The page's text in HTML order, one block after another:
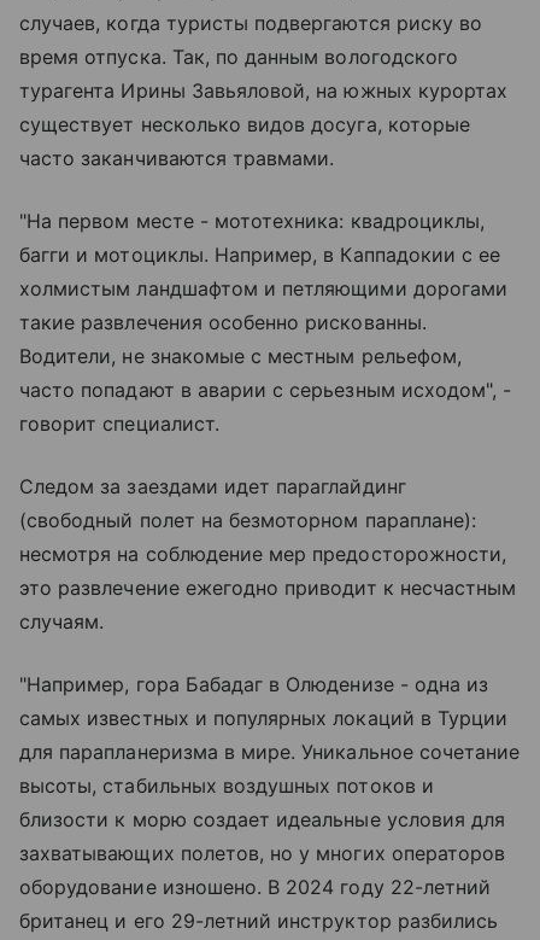
случаев, когда туристы подвергаются риску во
время отпуска. Так, по данным вологодского
турагента Ирины Завьяловой, на южных курортах
существует несколько видов досуга, которые
часто заканчиваются травмами.
"На первом месте - мототехника: квадроциклы,
багги и мотоциклы. Например, в Каппадокии с ее
холмистым ландшафтом и петляющими дорогами
такие развлечения особенно рискованны.
Водители, не знакомые с местным рельефом,
часто попадают в аварии с серьезным исходом", -
говорит специалист.
Следом за заездами идет параглайдинг
(свободный полет на безмоторном параплане):
несмотря на соблюдение мер предосторожности,
это развлечение ежегодно приводит к несчастным
случаям.
"Например, гора Бабадаг в Олюденизе - одна из
самых известных и популярных локаций в Турции
для парапланеризма в мире. Уникальное сочетание
высоты, стабильных воздушных потоков и
близости к морю создает идеальные условия для
захватывающих полетов, но у многих операторов
оборудование изношено. В 2024 году 22-летний
британец и его 29-летний инструктор разбились